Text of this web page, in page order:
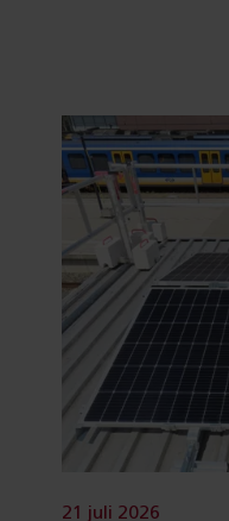
21 juli 2026